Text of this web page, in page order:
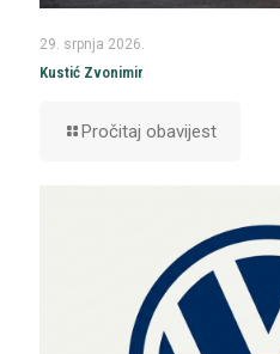
29. srpnja 2026.
Kustić Zvonimir
Pročitaj obavijest